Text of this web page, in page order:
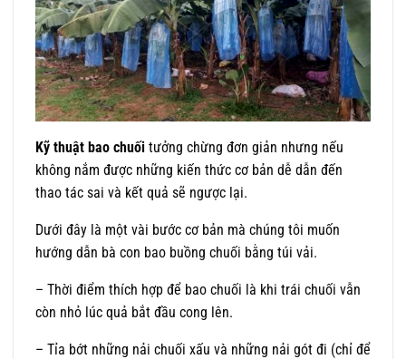
Kỹ thuật bao chuối tưởng chừng đơn giản nhưng nếu
không nắm được những kiến thức cơ bản dễ dẫn đến
thao tác sai và kết quả sẽ ngược lại.
Dưới đây là một vài bước cơ bản mà chúng tôi muốn
hướng dẫn bà con bao buồng chuối bằng túi vải.
– Thời điểm thích hợp để bao chuối là khi trái chuối vẫn
còn nhỏ lúc quả bắt đầu cong lên.
– Tỉa bớt những nải chuối xấu và những nải gót đi (chỉ để